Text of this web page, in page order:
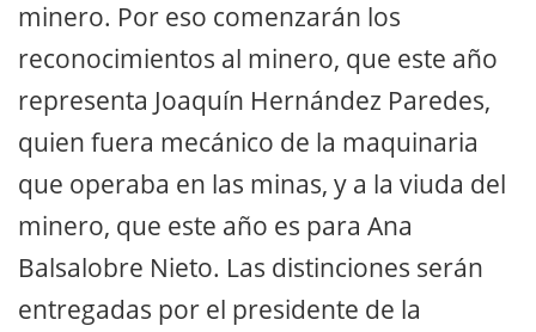
minero. Por eso comenzarán los
reconocimientos al minero, que este año
representa Joaquín Hernández Paredes,
quien fuera mecánico de la maquinaria
que operaba en las minas, y a la viuda del
minero, que este año es para Ana
Balsalobre Nieto. Las distinciones serán
entregadas por el presidente de la